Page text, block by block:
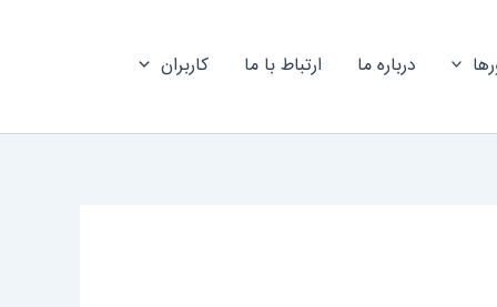
درباره ما ارتباط با ما کاربران